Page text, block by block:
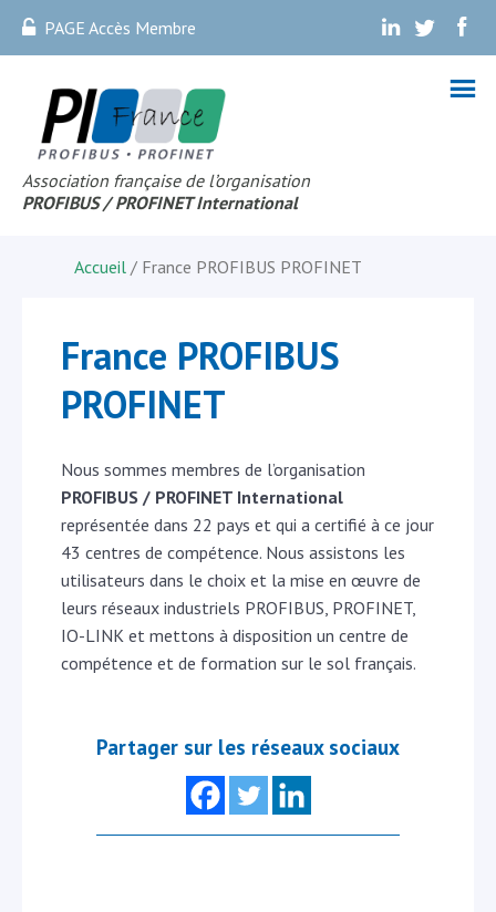
PAGE Accès Membre . . .
Association française de l’organisation
PROFIBUS / PROFINET International
Accueil / France PROFIBUS PROFINET
France PROFIBUS
PROFINET
Nous sommes membres de l’organisation
PROFIBUS / PROFINET International
représentée dans 22 pays et qui a certifié à ce jour
43 centres de compétence. Nous assistons les
utilisateurs dans le choix et la mise en œuvre de
leurs réseaux industriels PROFIBUS, PROFINET,
IO-LINK et mettons à disposition un centre de
compétence et de formation sur le sol français.
Partager sur les réseaux sociaux